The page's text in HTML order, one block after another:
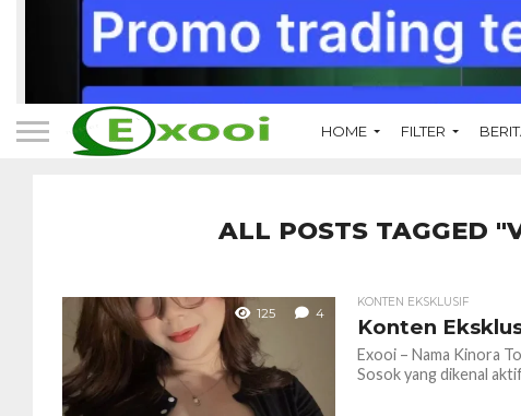
HOME FILTER
ALL POSTS TAGGED
125 4
KONTEN EKSKLUSIF
Konten
Exooi – Nama Kinora
Sosok yang dikenal